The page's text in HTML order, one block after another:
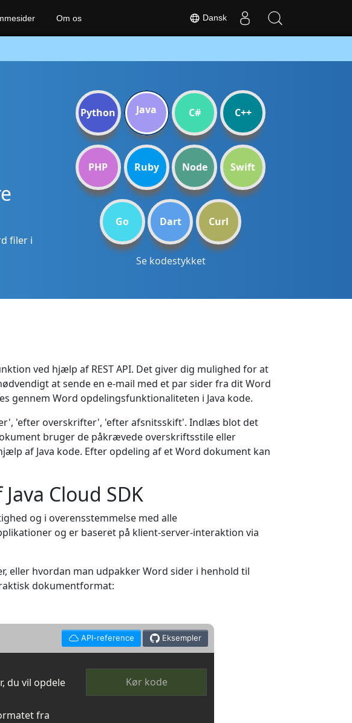
filer i
Python Java C# C++
PHP Ruby Node Swift
Go Dart Curl
Se kodestykket
ved hjælp af REST API. Det giver dig mulighed for at
at sende en e-mail med et par sider fra dit Word
gennem Word opdelingsfunktionaliteten i Java kode.
'efter overskrifter', 'efter afsnitsskift'. Indlæs blot det
bruger de påkrævede overskriftsstile eller
af Java kode. Efter opdeling af et Word dokument kan
Cloud SDK
og i overensstemmelse med alle
og er baseret på klient-server-interaktion via
eller hvordan man udpakker Word sider i henhold til
dokumentformat:
API-reference Eksempler
du vil opdele Kør kode
fra
Dansk
Om os